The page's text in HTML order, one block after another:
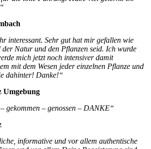
interessant. Sehr gut hat mir gefallen wie
Natur und den Pflanzen seid. Ich wurde
mich jetzt noch intensiver damit
mit dem Wesen jeder einzelnen Pflanze und
dahinter! Danke!“
Umgebung
– gekommen – genossen – DANKE“
informative und vor allem authentische